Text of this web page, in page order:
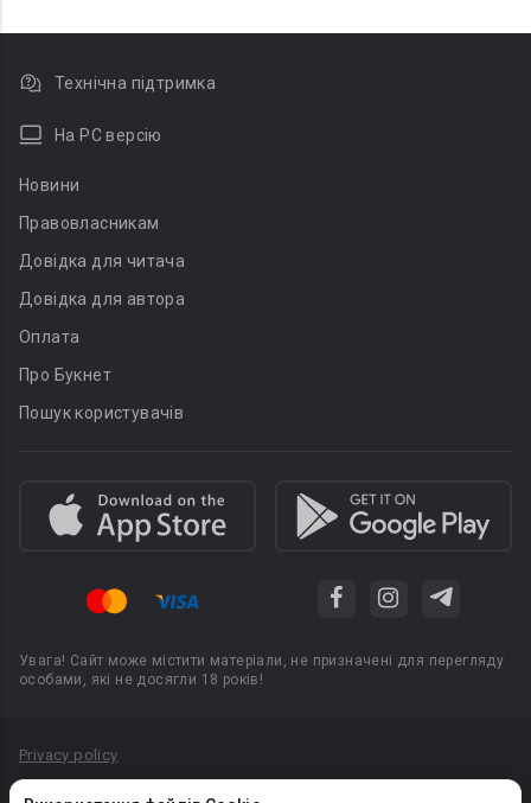
Технічна підтримка
На PC версію
Новини
Правовласникам
Довідка для читача
Довідка для автора
Оплата
Про Букнет
Пошук користувачів
Увага! Сайт може містити матеріали, не призначені для перегляду
особами, які не досягли 18 років!
Privacy policy